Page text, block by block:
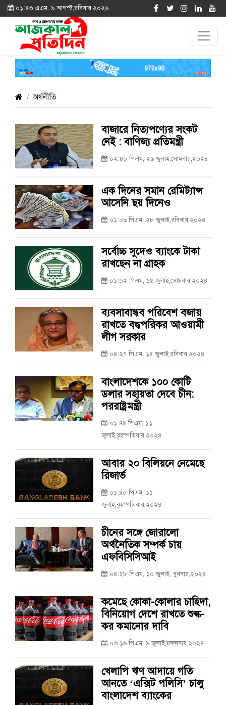
০১:৪৩ এএম, ৯ আগস্ট,রবিবার,২০২৬
অর্থনীতি
বাজারে নিত্যপণ্যের সংকট
নেই : বাণিজ্য প্রতিমন্ত্রী
০২:৪০ পিএম, ২৯ জুলাই,সোমবার,২০২৪
এক দিনের সমান রেমিট্যান্স
আসেনি ছয় দিনেও
০১:০৯ পিএম, ২৮ জুলাই,রবিবার,২০২৪
সর্বোচ্চ সুদেও ব্যাংকে টাকা
রাখছেন না গ্রাহক
০১:০২ পিএম, ১৫ জুলাই,সোমবার,২০২৪
ব্যবসাবান্ধব পরিবেশ বজায়
রাখতে বদ্ধপরিকর আওয়ামী
লীগ সরকার
০৪:২৭ পিএম, ১৪ জুলাই,রবিবার,২০২৪
বাংলাদেশকে ১০০ কোটি
ডলার সহায়তা দেবে চী‌ন:
পররাষ্ট্রমন্ত্রী
০১:৪৯ পিএম, ১১
জুলাই,বৃহস্পতিবার,২০২৪
আবার ২০ বিলিয়নে নেমেছে
রিজার্ভ
০১:৪০ পিএম, ১১
জুলাই,বৃহস্পতিবার,২০২৪
চীনের সঙ্গে জোরালো
অর্থনৈতিক সম্পর্ক চায়
এফবিসিসিআই
০৪:২৮ পিএম, ১০ জুলাই, বুধবার,২০২৪
কমেছে কোকা-কোলার চাহিদা,
বিনিয়োগ দেশে রাখতে শুল্ক-
কর কমানোর দাবি
০৩:১৬ পিএম, ৯ জুলাই,মঙ্গলবার,২০২৪
খেলাপি ঋণ আদায়ে গতি
আনতে ‘এক্সিট পলিসি’ চালু
বাংলাদেশ ব্যাংকের